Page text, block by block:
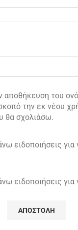
αποθήκευση του
την εκ νέου
θα σχολιάσω.
ειδοποιήσεις για
ειδοποιήσεις για